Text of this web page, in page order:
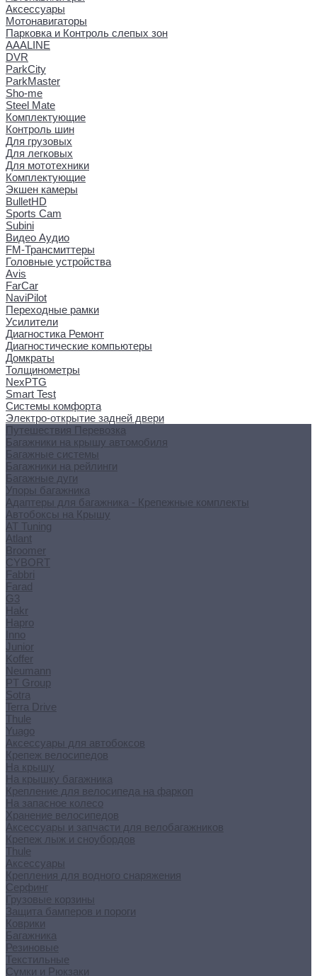
Аксессуары
Мотонавигаторы
Парковка и Контроль слепых зон
AAALINE
DVR
ParkCity
ParkMaster
Sho-me
Steel Mate
Комплектующие
Контроль шин
Для грузовых
Для легковых
Для мототехники
Комплектующие
Экшен камеры
BulletHD
Sports Cam
Subini
Видео Аудио
FM-Трансмиттеры
Головные устройства
Avis
FarCar
NaviPilot
Переходные рамки
Усилители
Диагностика Ремонт
Диагностические компьютеры
Домкраты
Толщинометры
NexPTG
Smart Test
Системы комфорта
Электро-открытие задней двери
Путешествия Перевозка
Багажники на крышу автомобиля
Багажные системы
Багажники на рейлинги
Багажные дуги
Упоры багажника
Адаптеры для багажника - Крепежные комплекты
Автобоксы на Крышу
AT Tuning
Atlant
Broomer
CYBORT
Fabbri
Farad
G3
Hakr
Hapro
Inno
Junior
Koffer
Neumann
PT Group
Sotra
Terra Drive
Thule
Yuago
Аксессуары для автобоксов
Крепеж велосипедов
На крышу
На крышку багажника
Крепление для велосипеда на фаркоп
На запасное колесо
Хранение велосипедов
Аксессуары и запчасти для велобагажников
Крепеж лыж и сноубордов
Thule
Аксессуары
Крепления для водного снаряжения
Серфинг
Грузовые корзины
Защита бамперов и пороги
Коврики
Багажника
Резиновые
Текстильные
Сумки и Рюкзаки